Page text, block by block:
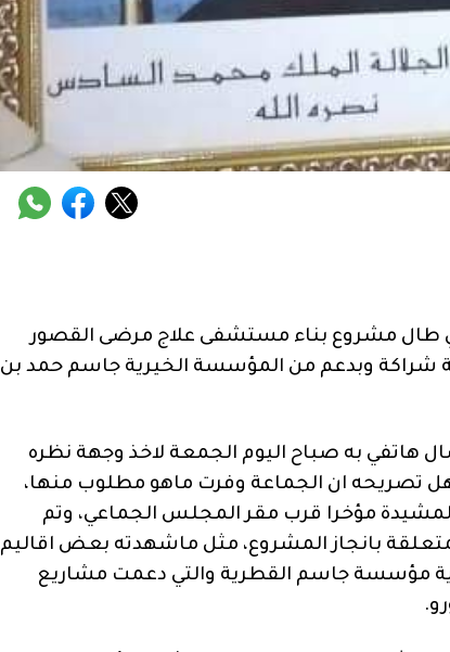
طال مشروع بناء مستشفى علاج مرضى القصور
شراكة وبدعم من المؤسسة الخيرية جاسم حمد بن
هاتفي به صباح اليوم الجمعة لاخذ وجهة نظره
تصريحه ان الجماعة وفرت ماهو مطلوب منها،
المشيدة مؤخرا قرب مقر المجلس الجماعي، وتم
بانجاز المشروع، مثل ماشهدته بعض اقاليم
مؤسسة جاسم القطرية والتي دعمت مشاريع